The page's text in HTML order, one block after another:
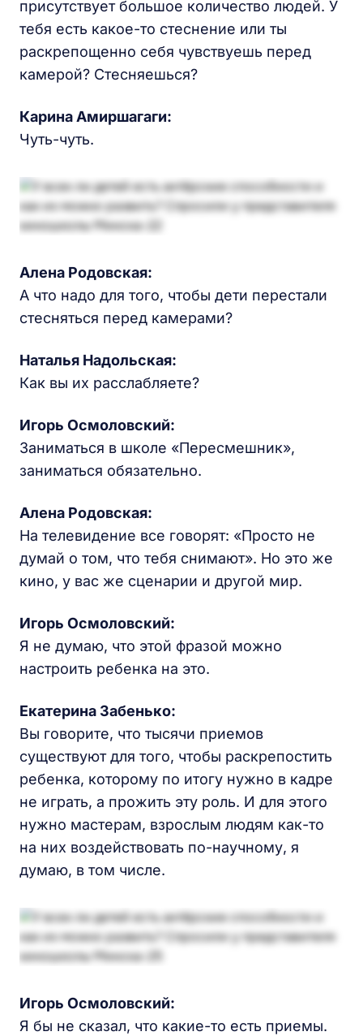
присутствует большое количество людей. У
тебя есть какое-то стеснение или ты
раскрепощенно себя чувствуешь перед
камерой? Стесняешься?
Карина Амиршагаги:
Чуть-чуть.
Алена Родовская:
А что надо для того, чтобы дети перестали
стесняться перед камерами?
Наталья Надольская:
Как вы их расслабляете?
Игорь Осмоловский:
Заниматься в школе «Пересмешник»,
заниматься обязательно.
Алена Родовская:
На телевидение все говорят: «Просто не
думай о том, что тебя снимают». Но это же
кино, у вас же сценарии и другой мир.
Игорь Осмоловский:
Я не думаю, что этой фразой можно
настроить ребенка на это.
Екатерина Забенько:
Вы говорите, что тысячи приемов
существуют для того, чтобы раскрепостить
ребенка, которому по итогу нужно в кадре
не играть, а прожить эту роль. И для этого
нужно мастерам, взрослым людям как-то
на них воздействовать по-научному, я
думаю, в том числе.
Игорь Осмоловский:
Я бы не сказал, что какие-то есть приемы.